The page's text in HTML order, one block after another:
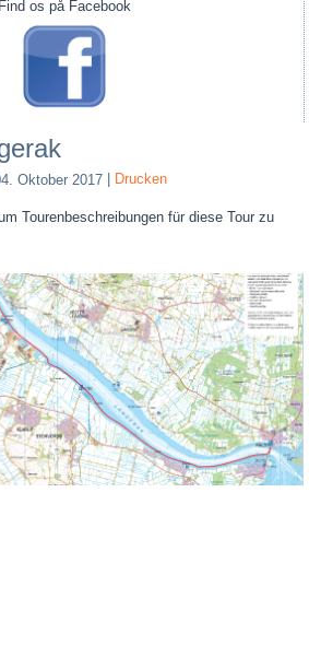
Find os på Facebook
Oktober 2017 Drucken
Tourenbeschreibungen für diese Tour zu